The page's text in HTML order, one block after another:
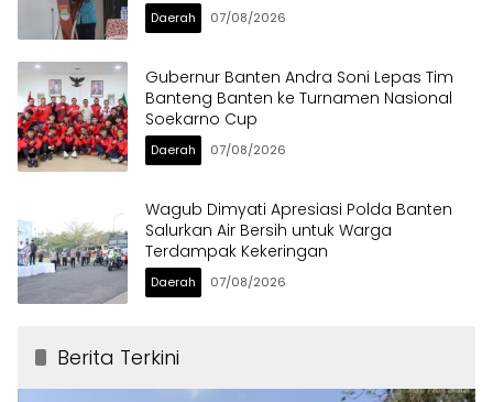
Daerah 07/08/2026
Gubernur Banten Andra Soni Lepas Tim
Banteng Banten ke Turnamen Nasional
Soekarno Cup
Daerah 07/08/2026
Wagub Dimyati Apresiasi Polda Banten
Salurkan Air Bersih untuk Warga
Terdampak Kekeringan
Daerah 07/08/2026
Berita Terkini